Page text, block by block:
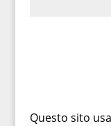
Questo sito